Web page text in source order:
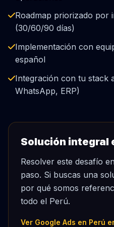
Roadmap priorizado por
(30/60/90 días)
Implementación con
español
Integración con tu stack
WhatsApp, ERP)
Solución integral
Resolver este desafío
paso. Si buscas una
por qué somos
todo el Perú.
Ver Google Ads en Perú